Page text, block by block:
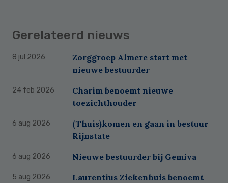
Gerelateerd nieuws
8 jul 2026
Zorggroep Almere start met
nieuwe bestuurder
24 feb 2026
Charim benoemt nieuwe
toezichthouder
6 aug 2026
(Thuis)komen en gaan in bestuur
Rijnstate
6 aug 2026 Nieuwe bestuurder bij Gemiva
5 aug 2026
Laurentius Ziekenhuis benoemt